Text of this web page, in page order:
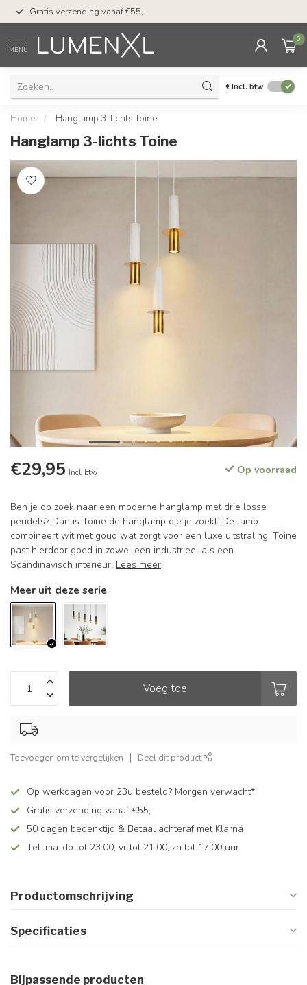
Gratis verzending vanaf €55,-
MENU
0
€Incl. btw
Home / Hanglamp 3-lichts Toine
Hanglamp 3-lichts Toine
€29,95 Incl. btw Op voorraad
Ben je op zoek naar een moderne hanglamp met drie losse
pendels? Dan is Toine de hanglamp die je zoekt. De lamp
combineert wit met goud wat zorgt voor een luxe uitstraling. Toine
past hierdoor goed in zowel een industrieel als een
Scandinavisch interieur. Lees meer.
Meer uit deze serie
Voeg toe
Toevoegen om te vergelijken Deel dit product
Op werkdagen voor 23u besteld? Morgen verwacht*
Gratis verzending vanaf €55,-
50 dagen bedenktijd & Betaal achteraf met Klarna
Tel: ma-do tot 23.00, vr tot 21.00, za tot 17.00 uur
Productomschrijving
Specificaties
Bijpassende producten